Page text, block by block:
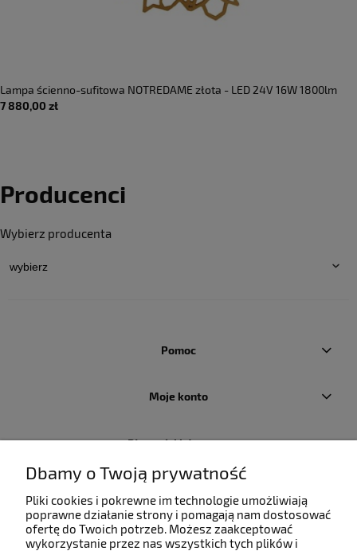
Lampa ścienno-sufitowa NOTREDAME złota - LED 24V 16W 1800lm
2700K IP20 - KARMAN
7 880,00 zł
Producenci
Wybierz producenta
Pomoc
Moje konto
Płatności i dostawa
O nas
Dbamy o Twoją prywatność
Pliki cookies i pokrewne im technologie umożliwiają
poprawne działanie strony i pomagają nam dostosować
ofertę do Twoich potrzeb. Możesz zaakceptować
wykorzystanie przez nas wszystkich tych plików i